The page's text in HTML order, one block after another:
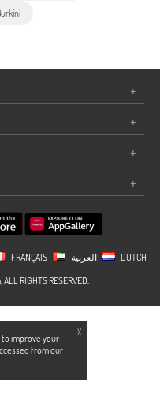
X
to improve your
from our
+
+
+
+
FRANÇAIS
DUTCH
RIGHTS RESERVED.